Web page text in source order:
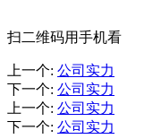
扫二维码用手机看
上一个: 公司实力
下一个: 公司实力
上一个: 公司实力
下一个: 公司实力